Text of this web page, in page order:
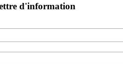
d'information